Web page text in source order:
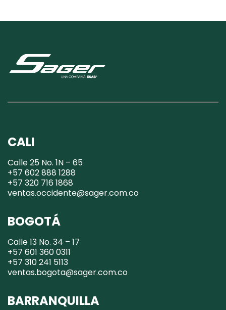
CALI
Calle 25 No. 1N – 65
+57 602 888 1288
+57 320 716 1868
ventas.occidente@sager.com.co
BOGOTÁ
Calle 13 No. 34 – 17
+57 601 360 0311
+57 310 241 5113
ventas.bogota@sager.com.co
BARRANQUILLA